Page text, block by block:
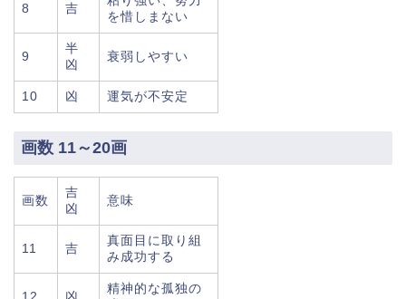
8 吉
を惜しまない
9
半
凶
衰弱しやすい
10 凶 運気が不安定
画数 11～20画
画数
吉
凶
意味
11 吉
真面目に取り組
み成功する
精神的な孤独の